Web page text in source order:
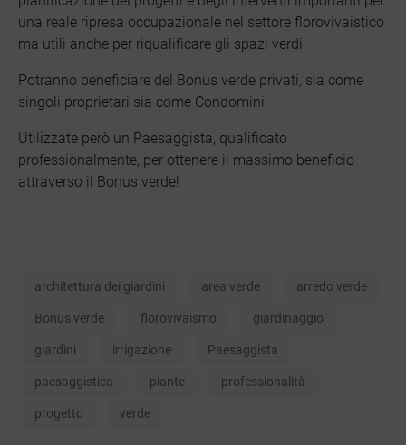
una reale ripresa occupazionale nel settore florovivaistico
ma utili anche per riqualificare gli spazi verdi.
Potranno beneficiare del Bonus verde privati, sia come
singoli proprietari sia come Condomini.
Utilizzate però un Paesaggista, qualificato
professionalmente, per ottenere il massimo beneficio
attraverso il Bonus verde!
architettura dei giardini area verde arredo verde
Bonus verde florovivaismo giardinaggio
giardini irrigazione Paesaggista
paesaggistica piante professionalità
progetto verde